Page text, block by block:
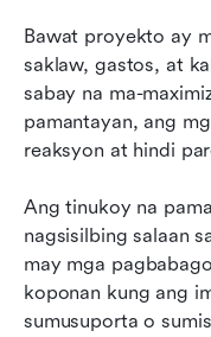
Bawat proyekto ay
saklaw, gastos, at
sabay na ma-
pamantayan, ang
reaksyon at hindi
Ang tinukoy na
nagsisilbing salaan
may mga
koponan kung ang
sumusuporta o